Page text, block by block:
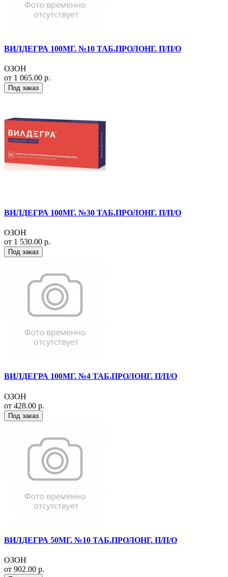
ВИЛДЕГРА 100МГ. №10 ТАБ.ПРОЛОНГ. П/П/О
ОЗОН
от 1 065.00 р.
Под заказ
ВИЛДЕГРА 100МГ. №30 ТАБ.ПРОЛОНГ. П/П/О
ОЗОН
от 1 530.00 р.
Под заказ
ВИЛДЕГРА 100МГ. №4 ТАБ.ПРОЛОНГ. П/П/О
ОЗОН
от 428.00 р.
Под заказ
ВИЛДЕГРА 50МГ. №10 ТАБ.ПРОЛОНГ. П/П/О
ОЗОН
от 902.00 р.